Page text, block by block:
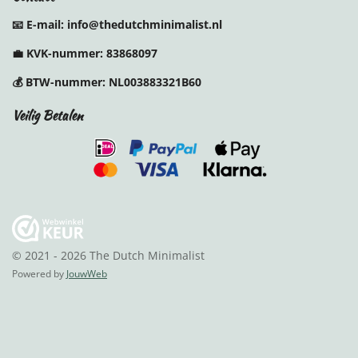
e
b
o
a
r
m
o
e
e
t
📧 E-mail: info@thedutchminimalist.nl
💼 KVK-nummer: 83868097
💰 BTW-nummer: NL003883321B60
Veilig Betalen
© 2021 - 2026 The Dutch Minimalist
Powered by JouwWeb